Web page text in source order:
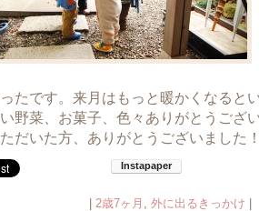
たです。来月はもっと暖かくなると
野菜、お菓子、色々ありがとうござ
だいた方、ありがとうございました
2歳7ヶ月 , 外に出るきっかけ